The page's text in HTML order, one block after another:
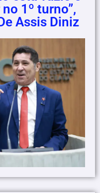
1º turno”,
Assis Diniz